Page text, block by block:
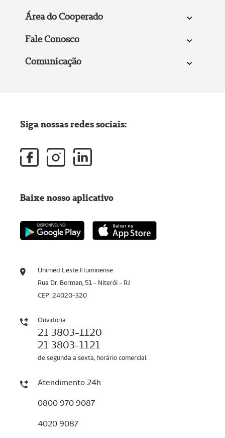
Área do Cooperado
Fale Conosco
Comunicação
Unimed Leste Fluminense
Rua Dr. Borman, 51 - Niterói - RJ
CEP: 24020-320
Ouvidoria
21 3803-1120
21 3803-1121
de segunda a sexta, horário comercial
Atendimento 24h
0800 970 9087
4020 9087
Siga nossas redes sociais:
Baixe nosso aplicativo